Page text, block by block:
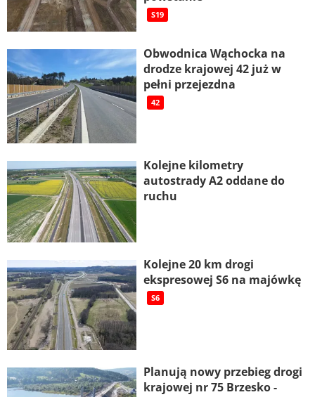
S19
Obwodnica Wąchocka na
drodze krajowej 42 już w
pełni przejezdna
42
Kolejne kilometry
autostrady A2 oddane do
ruchu
Kolejne 20 km drogi
ekspresowej S6 na majówkę
S6
Planują nowy przebieg drogi
krajowej nr 75 Brzesko -